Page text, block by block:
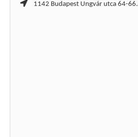
1142 Budapest Ungvár utca 64-66.